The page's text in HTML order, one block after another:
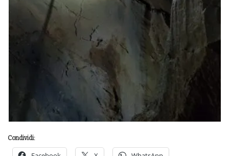
Condividi: